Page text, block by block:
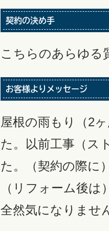
契約の決め手
こちらのあらゆる
お客様よりメッセージ
屋根の雨もり（2
た。以前工事（ス
た。（契約の際に
（リフォーム後
全然気になりませ